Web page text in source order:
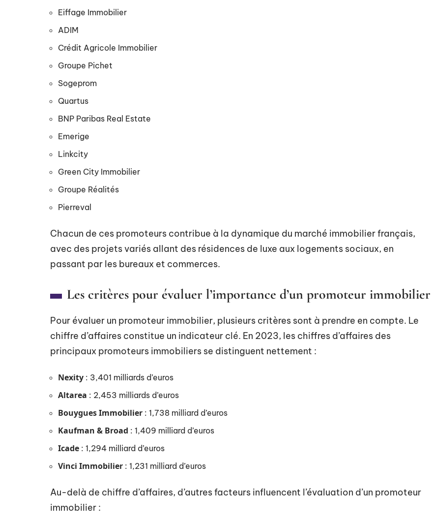
Eiffage Immobilier
ADIM
Crédit Agricole Immobilier
Groupe Pichet
Sogeprom
Quartus
BNP Paribas Real Estate
Emerige
Linkcity
Green City Immobilier
Groupe Réalités
Pierreval
Chacun de ces promoteurs contribue à la dynamique du marché immobilier français,
avec des projets variés allant des résidences de luxe aux logements sociaux, en
passant par les bureaux et commerces.
Les critères pour évaluer l’importance d’un promoteur immobilier
Pour évaluer un promoteur immobilier, plusieurs critères sont à prendre en compte. Le
chiffre d’affaires constitue un indicateur clé. En 2023, les chiffres d’affaires des
principaux promoteurs immobiliers se distinguent nettement :
Nexity : 3,401 milliards d’euros
Altarea : 2,453 milliards d’euros
Bouygues Immobilier : 1,738 milliard d’euros
Kaufman & Broad : 1,409 milliard d’euros
Icade : 1,294 milliard d’euros
Vinci Immobilier : 1,231 milliard d’euros
Au-delà de chiffre d’affaires, d’autres facteurs influencent l’évaluation d’un promoteur
immobilier :